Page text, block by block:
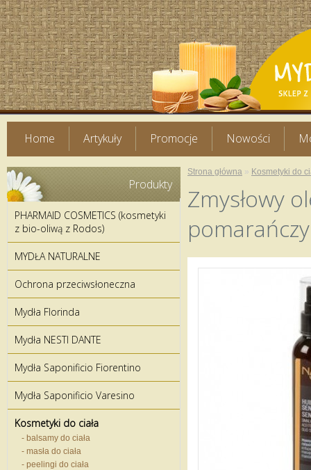
Home Artykuły Promocje Nowości
Produkty
PHARMAID COSMETICS (kosmetyki
z bio-oliwą z Rodos)
MYDŁA NATURALNE
Ochrona przeciwsłoneczna
Mydła Florinda
Mydła NESTI DANTE
Mydła Saponificio Fiorentino
Mydła Saponificio Varesino
Kosmetyki do ciała
- balsamy do ciała
- masła do ciała
- peelingi do ciała
Strona główna » Kosmetyki do
Zmysłowy